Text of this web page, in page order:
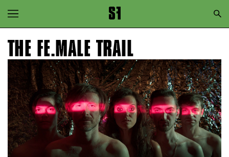
Zur Hauptnavigation springen
Zum Hauptinhalt springen
Zum Footer springen
THE FE.MALE TRAIL